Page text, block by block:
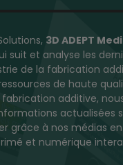
3D ADEPT
suit et analyse les
de la fabrication
de haute
additive,
actualisées
grâce à nos médias
et numérique